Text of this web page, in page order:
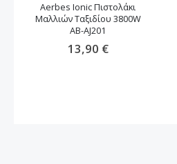
Aerbes Ionic Πιστολάκι
Μαλλιών Ταξιδίου 3800W
AB-AJ201
13,90 €